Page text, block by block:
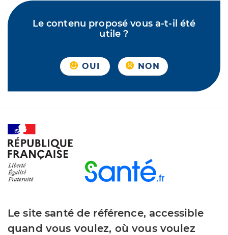
Le contenu proposé vous a-t-il été
utile ?
OUI NON
Le site santé de référence, accessible
quand vous voulez, où vous voulez